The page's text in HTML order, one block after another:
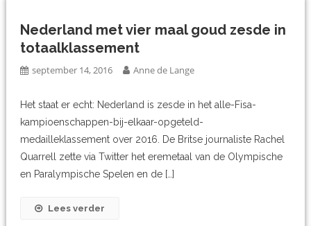
Nederland met vier maal goud zesde in
totaalklassement
september 14, 2016 Anne de Lange
Het staat er echt: Nederland is zesde in het alle-Fisa-
kampioenschappen-bij-elkaar-opgeteld-
medailleklassement over 2016. De Britse journaliste Rachel
Quarrell zette via Twitter het eremetaal van de Olympische
en Paralympische Spelen en de […]
Lees verder